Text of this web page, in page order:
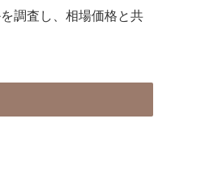
調査し、相場価格と共